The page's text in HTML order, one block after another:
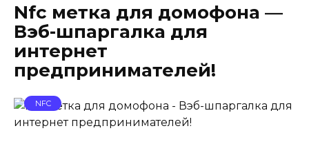
Nfc метка для домофона —
Вэб-шпаргалка для
интернет
предпринимателей!
NFC